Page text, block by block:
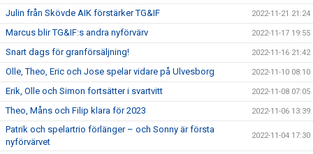
Julin från Skövde AIK förstärker TG&IF 2022-11-21 21:24
Marcus blir TG&IF:s andra nyförvärv 2022-11-17 19:55
Snart dags för granförsäljning! 2022-11-16 21:42
Olle, Theo, Eric och Jose spelar vidare på Ulvesborg 2022-11-10 08:10
Erik, Olle och Simon fortsätter i svartvitt 2022-11-08 07:05
Theo, Måns och Filip klara för 2023 2022-11-06 13:39
Patrik och spelartrio förlänger – och Sonny är första
nyförvärvet
2022-11-04 17:30